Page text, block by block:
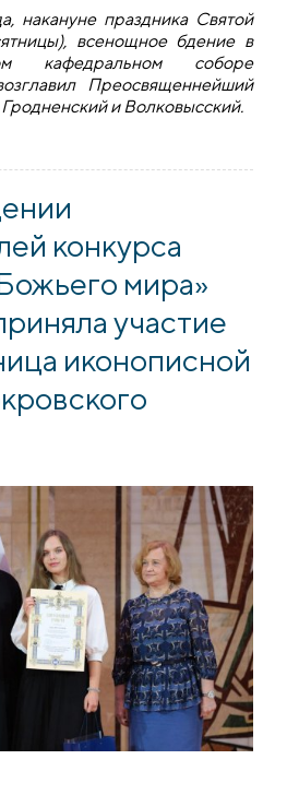
накануне праздника Святой
всенощное бдение в
кафедральном соборе
Преосвященнейший
и Волковысский.
совершил всенощное бдение в
конкурса
мира»
участие
иконописной